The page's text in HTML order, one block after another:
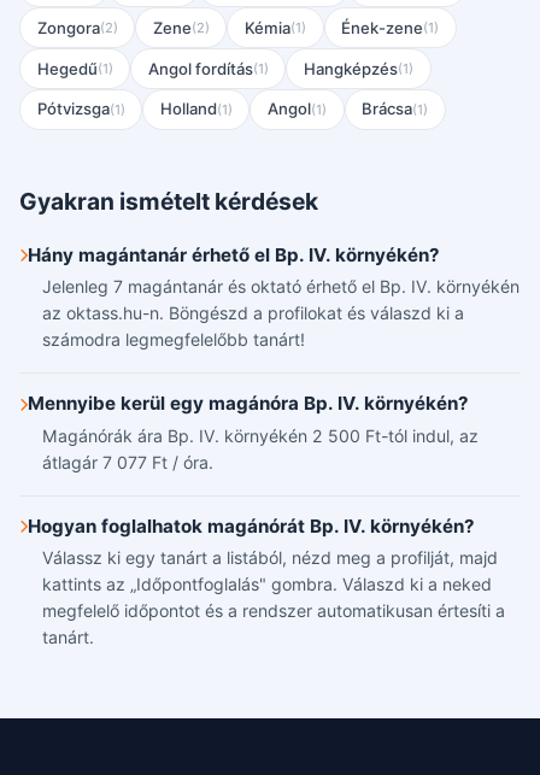
Zongora(2) Zene(2) Kémia(1) Ének-zene(1)
Hegedű(1) Angol fordítás(1) Hangképzés(1)
Pótvizsga(1) Holland(1) Angol(1) Brácsa(1)
Gyakran ismételt kérdések
Hány magántanár érhető el Bp. IV. környékén?
Jelenleg 7 magántanár és oktató érhető el Bp. IV. környékén
az oktass.hu-n. Böngészd a profilokat és válaszd ki a
számodra legmegfelelőbb tanárt!
Mennyibe kerül egy magánóra Bp. IV. környékén?
Magánórák ára Bp. IV. környékén 2 500 Ft-tól indul, az
átlagár 7 077 Ft / óra.
Hogyan foglalhatok magánórát Bp. IV. környékén?
Válassz ki egy tanárt a listából, nézd meg a profilját, majd
kattints az „Időpontfoglalás" gombra. Válaszd ki a neked
megfelelő időpontot és a rendszer automatikusan értesíti a
tanárt.